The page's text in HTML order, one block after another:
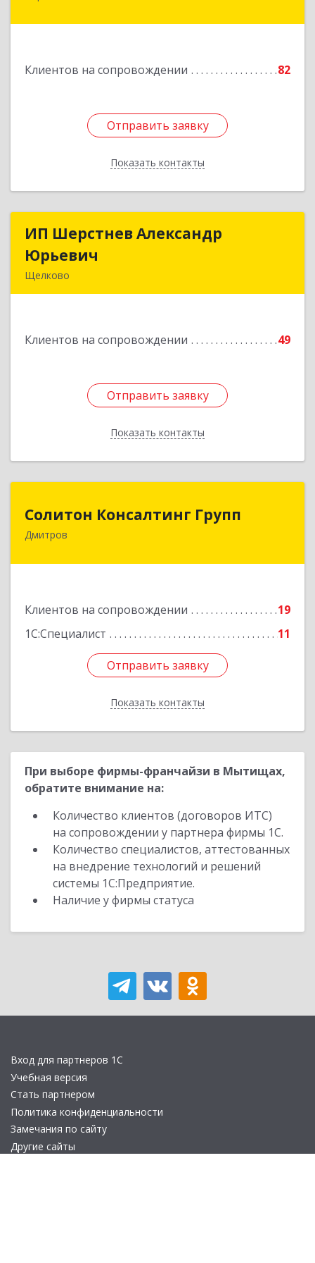
Клиентов на сопровождении 82
Отправить заявку
Показать контакты
Подробнее
Отправить заявку
Назад
ИП Шерстнев Александр
Юрьевич
Щелково
Клиентов на сопровождении 49
Отправить заявку
Показать контакты
ИП Шерстнев Александр
Подробнее
Отправить заявку
Назад
Солитон Консалтинг Групп
Дмитров
Клиентов на сопровождении
19
1С:Специалист
11
Отправить заявку
Показать контакты
141804, Московская обл, г.о. Дмитровский,
Отправить заявку
Назад
При выборе фирмы-франчайзи в Мытищах,
обратите внимание на:
Количество клиентов (договоров ИТС)
на сопровождении у партнера фирмы 1С.
Количество специалистов, аттестованных
на внедрение технологий и решений
системы 1С:Предприятие.
Наличие у фирмы статуса
Вход для партнеров 1С
Учебная версия
Стать партнером
Политика конфиденциальности
Замечания по сайту
Другие сайты